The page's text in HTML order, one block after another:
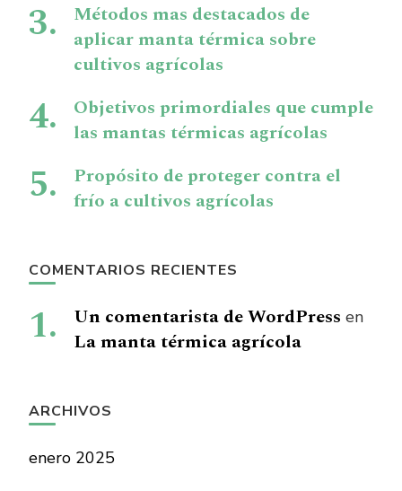
Métodos mas destacados de
aplicar manta térmica sobre
cultivos agrícolas
Objetivos primordiales que cumple
las mantas térmicas agrícolas
Propósito de proteger contra el
frío a cultivos agrícolas
COMENTARIOS RECIENTES
Un comentarista de WordPress en
La manta térmica agrícola
ARCHIVOS
enero 2025